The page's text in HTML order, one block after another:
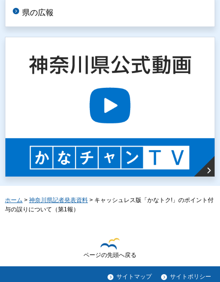
県の広報
ホーム > 神奈川県記者発表資料 > キャッシュレス版「かなトク!」のポイント付
与の誤りについて（第1報）
ページの先頭へ戻る
サイトマップ サイトポリシー